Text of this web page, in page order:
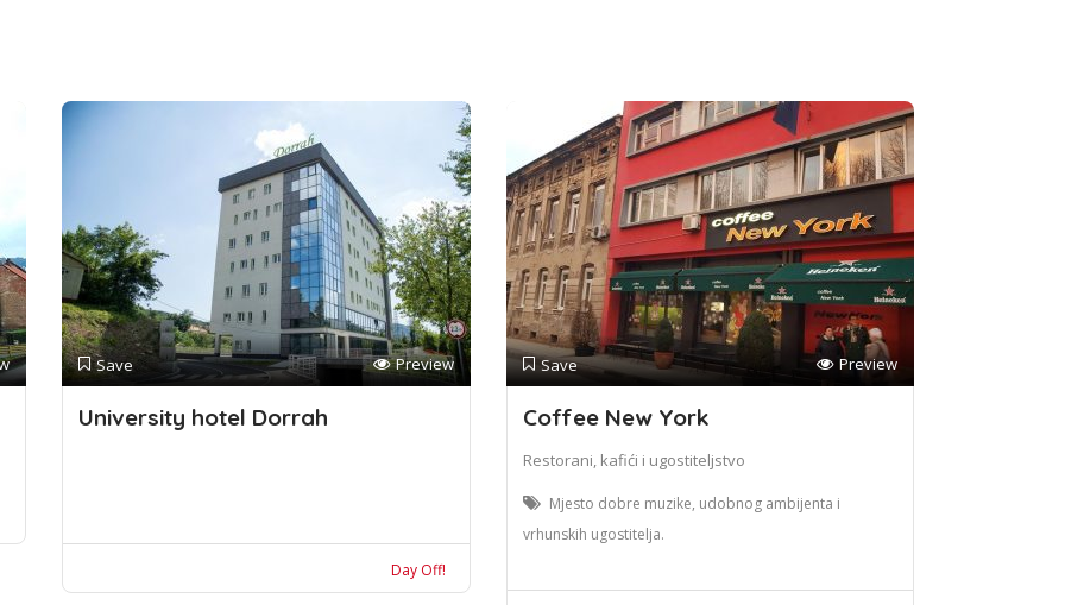
Save Preview
University hotel Dorrah
Day Off!
Save Preview
Coffee New York
Restorani, kafići i ugostiteljstvo
Mjesto dobre muzike, udobnog ambijenta i
vrhunskih ugostitelja.